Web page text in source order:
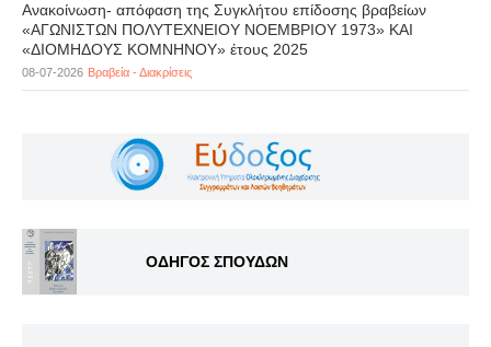
Ανακοίνωση- απόφαση της Συγκλήτου επίδοσης βραβείων
«ΑΓΩΝΙΣΤΩΝ ΠΟΛΥΤΕΧΝΕΙΟΥ ΝΟΕΜΒΡΙΟΥ 1973» ΚΑΙ
«ΔΙΟΜΗΔΟΥΣ ΚΟΜΝΗΝΟΥ» έτους 2025
08-07-2026 Βραβεία - Διακρίσεις
ΟΔΗΓΟΣ ΣΠΟΥΔΩΝ